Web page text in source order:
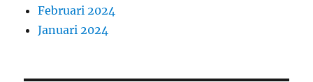
Februari 2024
Januari 2024